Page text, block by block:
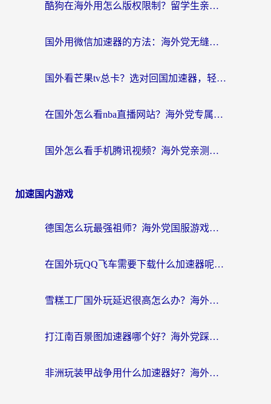
酷狗在海外用怎么版权限制？留学生亲测：3步解决听国内音乐难题
国外用微信加速器的方法：海外党无缝连接国内生活的实用指南
国外看芒果tv总卡？选对回国加速器，轻松追《浪姐》不费劲
在国外怎么看nba直播网站？海外党专属体育观赛指南，告别地区限制！
国外怎么看手机腾讯视频？海外党亲测有效的追剧加速器选择指南
加速国内游戏
德国怎么玩最强祖师？海外党国服游戏加速器选择全攻略（附宝可梦Online实测）
在国外玩QQ飞车需要下载什么加速器呢？海外党亲测有效的国服游戏加速指南
雪糕工厂国外玩延迟很高怎么办？海外玩家国服游戏加速终极攻略（附实测推荐）
打江南百景图加速器哪个好？海外党踩坑N次后，终于找到不卡的秘诀
非洲玩装甲战争用什么加速器好？海外党亲测有效的国服游戏加速方案